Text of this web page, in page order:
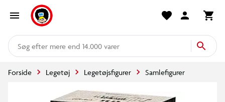
mere end 14.000 varer
Forside Legetøj Legetøjsfigurer Samlefigurer